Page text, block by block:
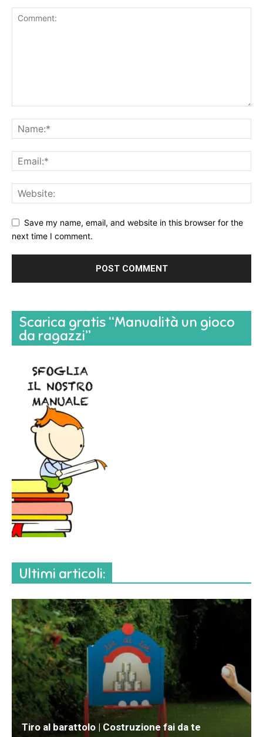
Save my name, email, and website in this browser for the
next time I comment.
Scarica gratis “Manualità un gioco
da ragazzi”
Ultimi articoli:
Tiro al barattolo | Costruzione fai da te